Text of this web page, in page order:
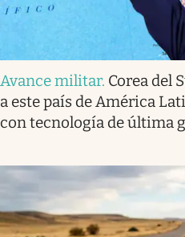
Avance militar. Corea del
a este país de América
con tecnología de última